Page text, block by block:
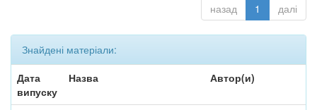
назад 1 далі
Знайдені матеріали:
Дата
випуску
Назва Автор(и)